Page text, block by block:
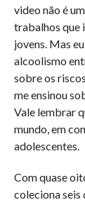
video não é
trabalhos que
jovens. Mas
alcoolismo
sobre os
me ensinou
Vale lembrar
mundo, em
adolescentes.
Com quase
coleciona seis